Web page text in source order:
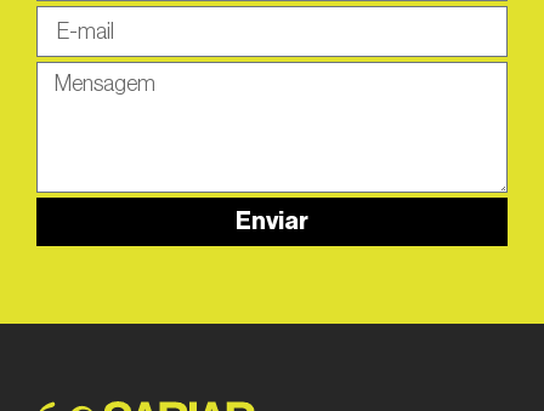
Enviar